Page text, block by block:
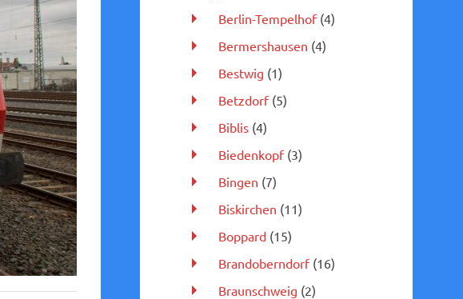
Berlin-Tempelhof(4)
Bermershausen (4)
Bestwig (1)
Betzdorf(5)
Biblis(4)
Biedenkopf(3)
Bingen (7)
Biskirchen (11)
Boppard(15)
Brandoberndorf(16)
Braunschweig (2)